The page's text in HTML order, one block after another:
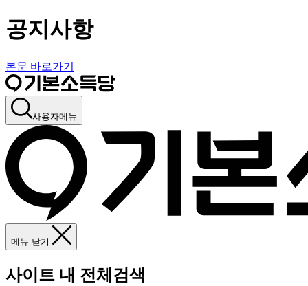
공지사항
본문 바로가기
사용자메뉴
메뉴 닫기
사이트 내 전체검색